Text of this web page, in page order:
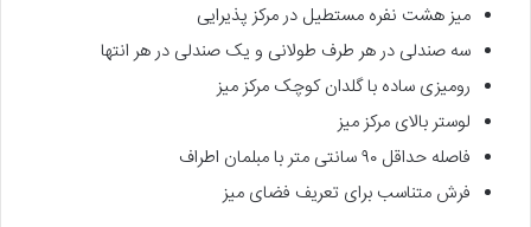
میز هشت نفره مستطیل در مرکز پذیرایی
سه صندلی در هر طرف طولانی و یک صندلی در هر انتها
رومیزی ساده با گلدان کوچک مرکز میز
لوستر بالای مرکز میز
فاصله حداقل ۹۰ سانتی متر با مبلمان اطراف
فرش متناسب برای تعریف فضای میز